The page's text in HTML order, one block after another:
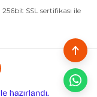
SSL sertifikası ile